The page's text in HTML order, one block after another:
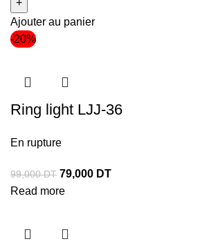
Ajouter au panier
-20%
Ring light LJJ-36
En rupture
99,000DT 79,000 DT
Read more